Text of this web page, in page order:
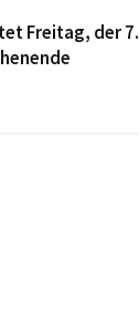
Freitag, der 7.